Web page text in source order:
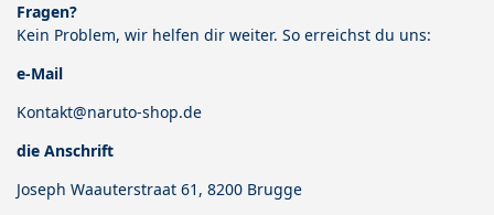
Fragen?
Kein Problem, wir helfen dir weiter. So erreichst du uns:
e-Mail
Kontakt@naruto-shop.de
die Anschrift
Joseph Waauterstraat 61, 8200 Brugge